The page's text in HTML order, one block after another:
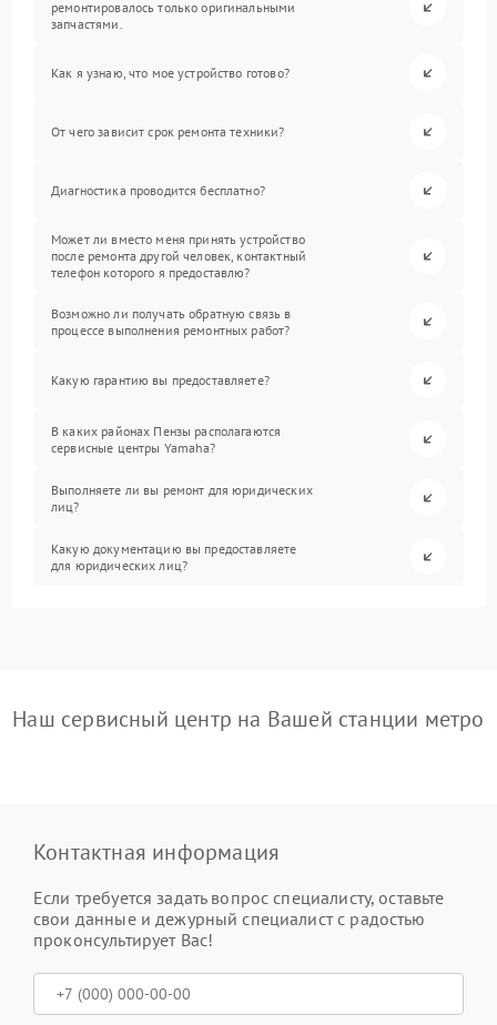
ремонтировалось только оригинальными
запчастями.
Как я узнаю, что мое устройство готово?
От чего зависит срок ремонта техники?
Диагностика проводится бесплатно?
Может ли вместо меня принять устройство
после ремонта другой человек, контактный
телефон которого я предоставлю?
Возможно ли получать обратную связь в
процессе выполнения ремонтных работ?
Какую гарантию вы предоставляете?
В каких районах Пензы располагаются
сервисные центры Yamaha?
Выполняете ли вы ремонт для юридических
лиц?
Какую документацию вы предоставляете
для юридических лиц?
Наш сервисный центр на Вашей станции метро
Контактная информация
Если требуется задать вопрос специалисту, оставьте
свои данные и дежурный специалист с радостью
проконсультирует Вас!